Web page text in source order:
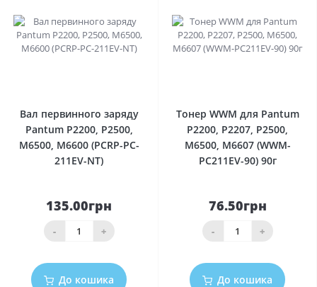
Вал первинного заряду
Pantum P2200, P2500,
M6500, M6600 (PCRP-PC-
211EV-NT)
135.00грн
- +
До кошика
Тонер WWM для Pantum
P2200, P2207, P2500,
M6500, M6607 (WWM-
PC211EV-90) 90г
76.50грн
- +
До кошика